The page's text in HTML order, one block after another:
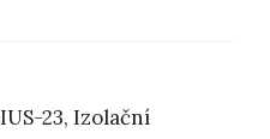
23, Izolační